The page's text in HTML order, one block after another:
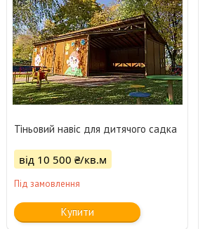
Тіньовий навіс для дитячого садка
від 10 500 ₴/кв.м
Під замовлення
Купити